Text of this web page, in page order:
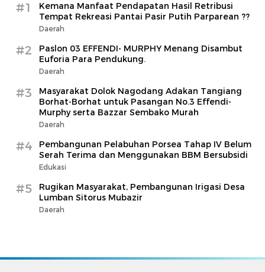
#1
Kemana Manfaat Pendapatan Hasil Retribusi
Tempat Rekreasi Pantai Pasir Putih Parparean ??
Daerah
#2
Paslon 03 EFFENDI- MURPHY Menang Disambut
Euforia Para Pendukung.
Daerah
#3
Masyarakat Dolok Nagodang Adakan Tangiang
Borhat-Borhat untuk Pasangan No.3 Effendi-
Murphy serta Bazzar Sembako Murah
Daerah
#4
Pembangunan Pelabuhan Porsea Tahap IV Belum
Serah Terima dan Menggunakan BBM Bersubsidi
Edukasi
#5
Rugikan Masyarakat, Pembangunan Irigasi Desa
Lumban Sitorus Mubazir
Daerah